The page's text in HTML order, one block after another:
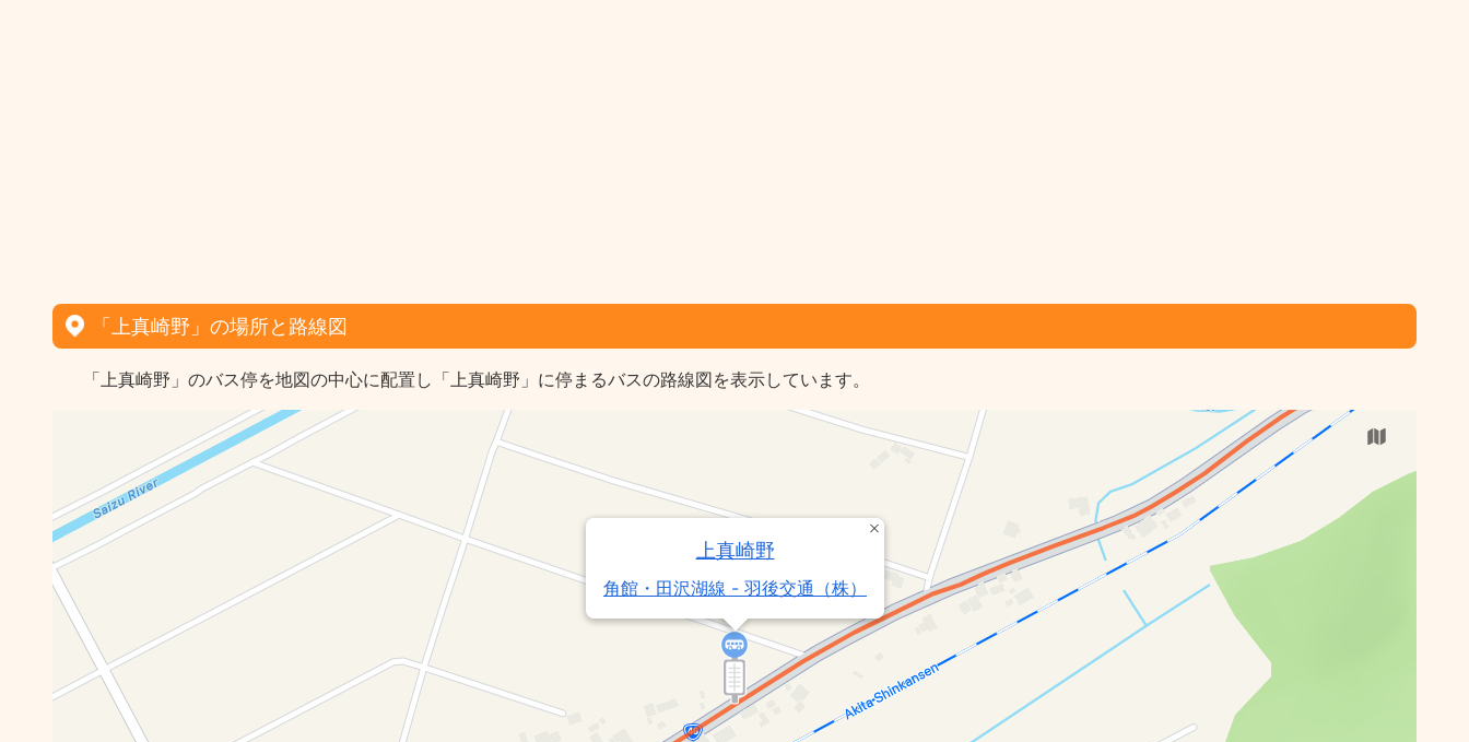
「上真崎野」の場所と路線図
「上真崎野」のバス停を地図の中心に配置し「上真崎野」に停まるバスの路線図を表示しています。
上真崎野
角館・田沢湖線 - 羽後交通（株）